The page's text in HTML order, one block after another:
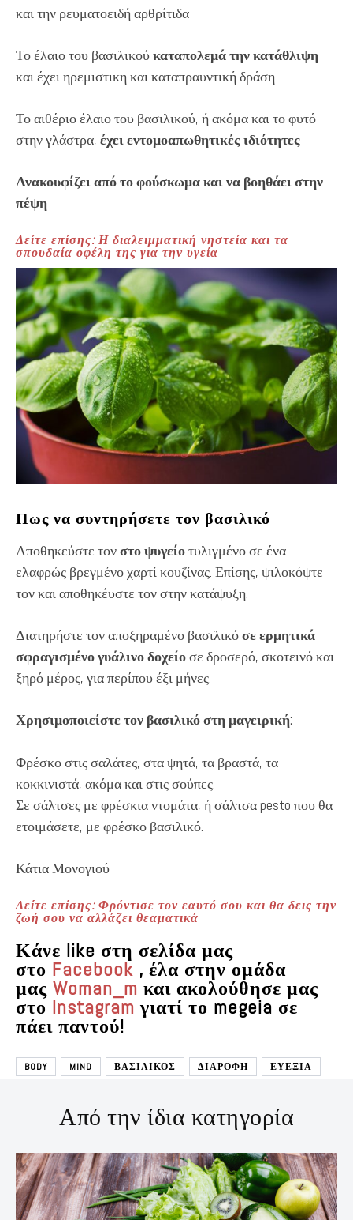
και την ρευματοειδή αρθρίτιδα
Το έλαιο του βασιλικούκαταπολεμά την κατάθλιψη
και έχει ηρεμιστικη και καταπραυντική δράση
Το αιθέριο έλαιο του βασιλικού, ή ακόμα και το φυτό
στην γλάστρα, έχει εντομοαπωθητικές ιδιότητες
Ανακουφίζει από το φούσκωμα και να βοηθάει στην
πέψη
Δείτε επίσης: Η διαλειμματική νηστεία και τα
σπουδαία οφέλη της για την υγεία
Πως να συντηρήσετε τον βασιλικό
Αποθηκεύστε τονστο ψυγείοτυλιγμένο σε ένα
ελαφρώς βρεγμένο χαρτί κουζίνας. Επίσης, ψιλοκόψτε
τον και αποθηκέυστε τον στην κατάψυξη.
Διατηρήστε τον αποξηραμένο βασιλικόσε ερμητικά
σφραγισμένο γυάλινο δοχείοσε δροσερό, σκοτεινό και
ξηρό μέρος, για περίπου έξι μήνες.
Χρησιμοποιείστε τον βασιλικό στη μαγειρική:
Φρέσκο στις σαλάτες, στα ψητά, τα βραστά, τα
κοκκινιστά, ακόμα και στις σούπες.
Σε σάλτσες με φρέσκια ντομάτα, ή σάλτσα pesto που θα
ετοιμάσετε, με φρέσκο βασιλικό.
Κάτια Μονογιού
Δείτε επίσης: Φρόντισε τον εαυτό σου και θα δεις την
ζωή σου να αλλάζει θεαματικά
Κάνε like στη σελίδα μας
στο Facebook , έλα στην ομάδα
μας Woman_m και ακολούθησε μας
στο Instagramγιατί το megeia σε
πάει παντού!
BODY MIND ΒΑΣΙΛΙΚΟΣ ΔΙΑΡΟΦΗ ΕΥΕΞΙΑ
Από την ίδια κατηγορία